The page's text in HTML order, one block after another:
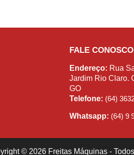
FALE CONOSCO
Endereço: Rua
Jardim Rio Claro.
GO
Telefone: (64)
Whatsapp: (64) 9
© 2026 Freitas Máquinas -